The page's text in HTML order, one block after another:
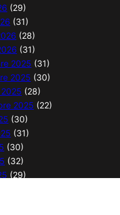
(29)
(31)
(28)
(31)
2025 (31)
2025 (30)
(28)
2025 (22)
(30)
(31)
(30)
(32)
(29)